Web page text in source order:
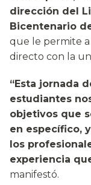
dirección del
Bicentenario
que le permite
directo con la
“Esta jornada
estudiantes
objetivos que
en específico,
los
experiencia
manifestó.